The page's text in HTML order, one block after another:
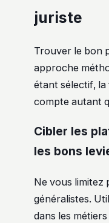
juriste
Trouver le bon
approche
étant sélectif,
compte autant
Cibler les
les bons
Ne vous limitez
généralistes.
dans les